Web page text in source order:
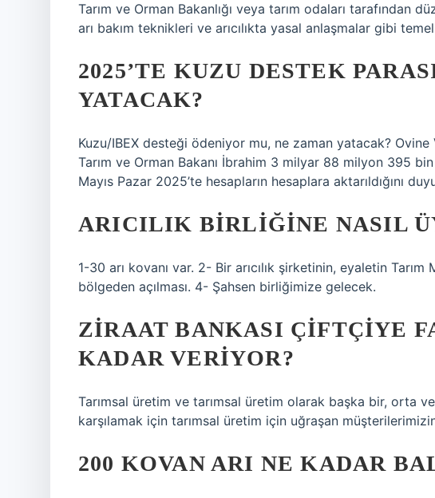
Tarım ve Orman Bakanlığı veya tarım odaları tarafından
arı bakım teknikleri ve arıcılıkta yasal anlaşmalar gibi
2025’TE KUZU DESTEK
YATACAK?
Kuzu/IBEX desteği ödeniyor mu, ne zaman yatacak?
Tarım ve Orman Bakanı İbrahim 3 milyar 88 milyon 395
Mayıs Pazar 2025’te hesapların hesaplara aktarıldığını
ARICILIK BIRLIĞINE NASIL
1-30 arı kovanı var. 2- Bir arıcılık şirketinin, eyaletin Tarım
bölgeden açılması. 4- Şahsen birliğimize gelecek.
ZIRAAT BANKASI ÇIFTÇIYE
KADAR VERIYOR?
Tarımsal üretim ve tarımsal üretim olarak başka bir, orta
karşılamak için tarımsal üretim için uğraşan
200 KOVAN ARI NE KADAR